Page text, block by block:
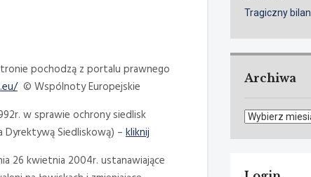
pochodzą z portalu prawnego
© Wspólnoty Europejskie
w sprawie ochrony siedlisk
Dyrektywą Siedliskową) –kliknij
26 kwietnia 2004r. ustanawiające
Tragiczny
Archiwa
Archiwa